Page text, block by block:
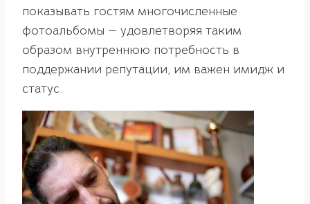
показывать гостям многочисленные
фотоальбомы — удовлетворяя таким
образом внутреннюю потребность в
поддержании репутации, им важен имидж и
статус.